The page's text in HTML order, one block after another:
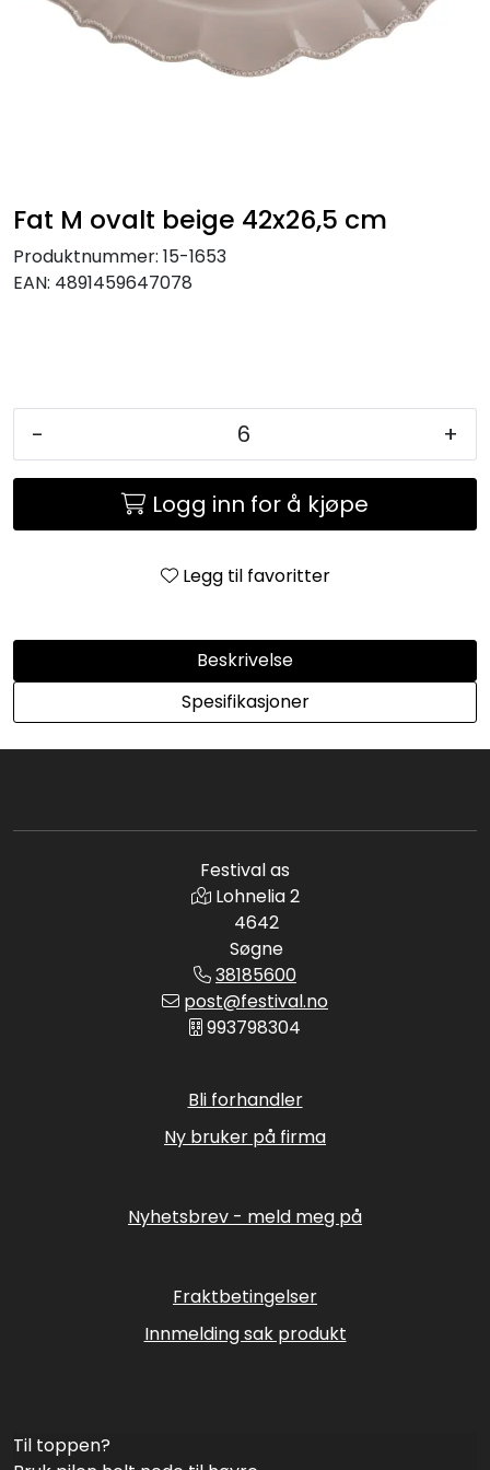
Fat M ovalt beige 42x26,5 cm
Produktnummer: 15-1653
EAN: 4891459647078
- +
Logg inn for å kjøpe
Legg til favoritter
Beskrivelse
Spesifikasjoner
Festival as
Lohnelia 2
4642
Søgne
38185600
post@festival.no
993798304
Bli forhandler
Ny bruker på firma
Nyhetsbrev - meld meg på
Fraktbetingelser
Innmelding sak produkt
Til toppen?
KJØKKEN
JUL